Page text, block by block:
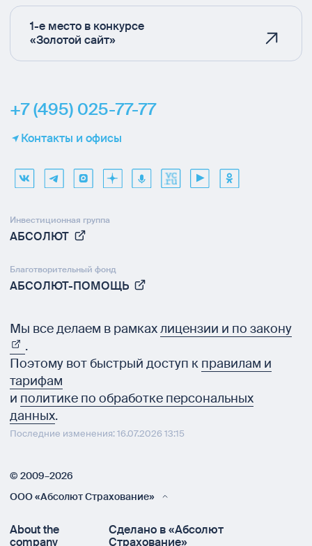
1-е место в конкурсе
«Золотой сайт»
+7 (495) 025-77-77
Контакты и офисы
Инвестиционная группа
АБСОЛЮТ
Благотворительный фонд
АБСОЛЮТ-ПОМОЩЬ
Мы все делаем в рамкахлицензии и по закону
.
Поэтому вот быстрый доступ к правилам и
тарифам
и политике по обработке персональных
данных.
Последние изменения: 16.07.2026 13:15
© 2009–2026
ООО «Абсолют Страхование»
About the
company
Сделано в «Абсолют
Страхование»